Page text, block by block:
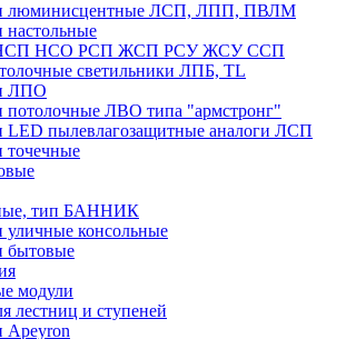
люминисцентные ЛСП, ЛПП, ПВЛМ
настольные
НСП НСО РСП ЖСП РСУ ЖСУ ССП
светильники ЛПБ, TL
ЛПО
потолочные ЛВО типа "армстронг"
LED пылевлагозащитные аналоги ЛСП
точечные
тип БАННИК
уличные консольные
бытовые
модули
лестниц и ступеней
Apeyron